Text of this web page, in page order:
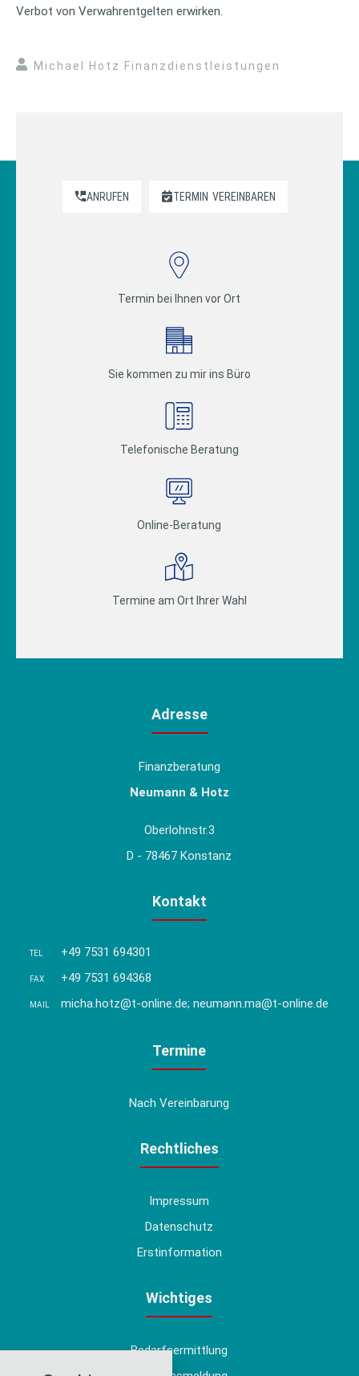
Verbot von Verwahrentgelten erwirken.
Michael Hotz Finanzdienstleistungen
ANRUFEN TERMIN VEREINBAREN
Termin bei Ihnen vor Ort
Sie kommen zu mir ins Büro
Telefonische Beratung
Online-Beratung
Termine am Ort Ihrer Wahl
Adresse
Finanzberatung
Neumann & Hotz
Oberlohnstr.3
D - 78467 Konstanz
Kontakt
TEL +49 7531 694301
FAX +49 7531 694368
MAIL micha.hotz@t-online.de; neumann.ma@t-online.de
Termine
Nach Vereinbarung
Rechtliches
Impressum
Datenschutz
Erstinformation
Wichtiges
Bedarfsermittlung